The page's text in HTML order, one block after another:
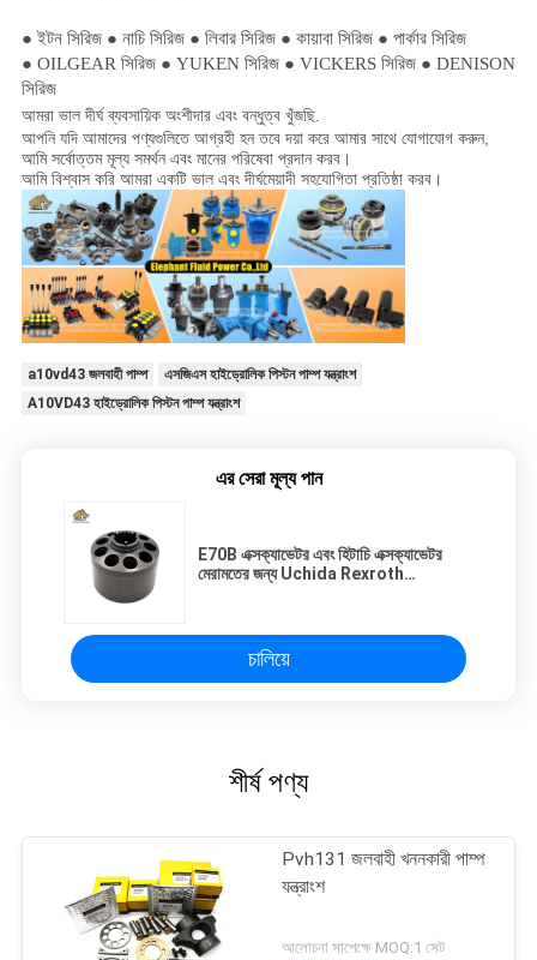
● ইটন সিরিজ ● নাচি সিরিজ ● লিবার সিরিজ ● কায়াবা সিরিজ ● পার্কার সিরিজ
● OILGEAR সিরিজ ● YUKEN সিরিজ ● VICKERS সিরিজ ● DENISON
সিরিজ
আমরা ভাল দীর্ঘ ব্যবসায়িক অংশীদার এবং বন্ধুত্ব খুঁজছি.
আপনি যদি আমাদের পণ্যগুলিতে আগ্রহী হন তবে দয়া করে আমার সাথে যোগাযোগ করুন,
আমি সর্বোত্তম মূল্য সমর্থন এবং মানের পরিষেবা প্রদান করব।
আমি বিশ্বাস করি আমরা একটি ভাল এবং দীর্ঘমেয়াদী সহযোগিতা প্রতিষ্ঠা করব।
a10vd43 জলবাহী পাম্প
এসজিএস হাইড্রোলিক পিস্টন পাম্প যন্ত্রাংশ
A10VD43 হাইড্রোলিক পিস্টন পাম্প যন্ত্রাংশ
এর সেরা মূল্য পান
E70B এক্সক্যাভেটর এবং হিটাচি এক্সক্যাভেটর
মেরামতের জন্য Uchida Rexroth
চালিয়ে
শীর্ষ পণ্য
Pvh131 জলবাহী খননকারী পাম্প
যন্ত্রাংশ
আলোচনা সাপেক্ষে MOQ:1 সেট